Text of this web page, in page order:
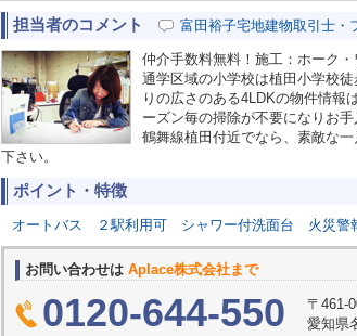
担当者のコメント 富田裕子宅地建物取引士・
仲介手数料無料！施工：ホーク・
通学区域の小学校は植田小学校
りの広さのある4LDKの物件情報
ーズン毎の掃除が不要になりお
鶴舞線植田付近でなら、素敵な
下さい。
ポイント・特徴
オートバス ２駅利用可 シャワー付洗面台 火災警
お問い合わせは Aplace株式会社まで
0120-644-550
〒461-
愛知県